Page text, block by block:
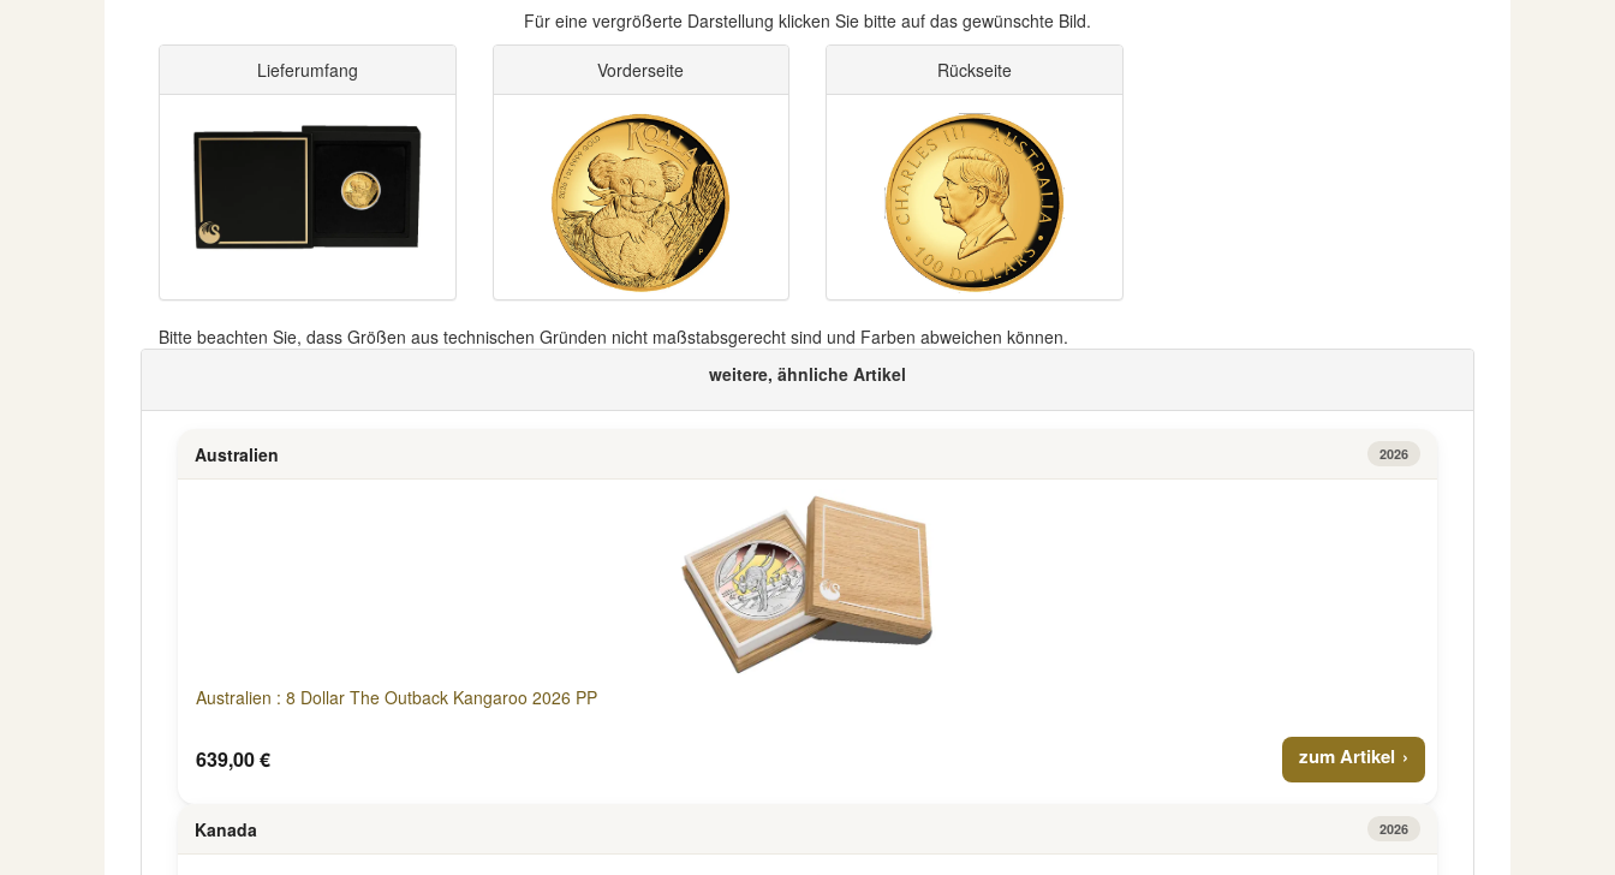
Für eine vergrößerte Darstellung klicken Sie bitte auf das gewünschte Bild.
Lieferumfang Vorderseite Rückseite
Bitte beachten Sie, dass Größen aus technischen Gründen nicht maßstabsgerecht sind und Farben abweichen können.
weitere, ähnliche Artikel
Australien 2026
Australien : 8 Dollar The Outback Kangaroo 2026 PP
639,00 € zum Artikel
Kanada 2026